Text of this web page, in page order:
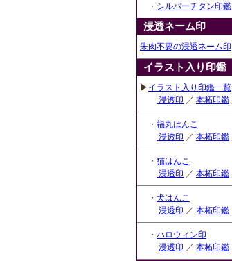
・ シルバーチタン印鑑
浸透ネーム印
朱肉不要の浸透ネーム印
イラスト入り印鑑
▶ イラスト入り印鑑一覧
浸透印 ／ 本柘印鑑
・ 福丸はんこ
浸透印 ／ 本柘印鑑
・ 猫はんこ
浸透印 ／ 本柘印鑑
・ 犬はんこ
浸透印 ／ 本柘印鑑
・ ハロウィン印
浸透印 ／ 本柘印鑑